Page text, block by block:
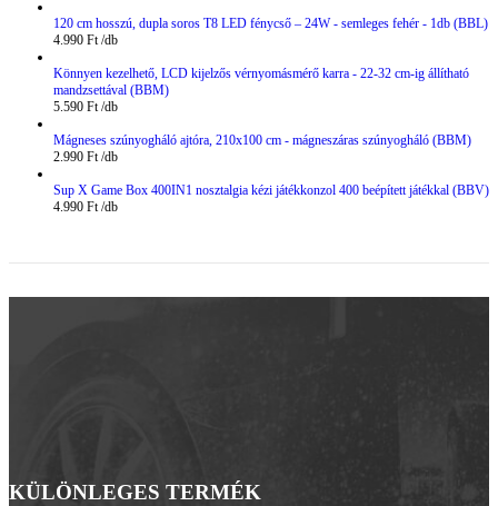
120 cm hosszú, dupla soros T8 LED fénycső – 24W - semleges fehér - 1db (BBL)
4.990 Ft
Könnyen kezelhető, LCD kijelzős vérnyomásmérő karra - 22-32 cm-ig állítható
mandzsettával (BBM)
5.590 Ft
Mágneses szúnyogháló ajtóra, 210x100 cm - mágneszáras szúnyogháló (BBM)
2.990 Ft
Sup X Game Box 400IN1 nosztalgia kézi játékkonzol 400 beépített játékkal (BBV)
4.990 Ft
KÜLÖNLEGES TERMÉK